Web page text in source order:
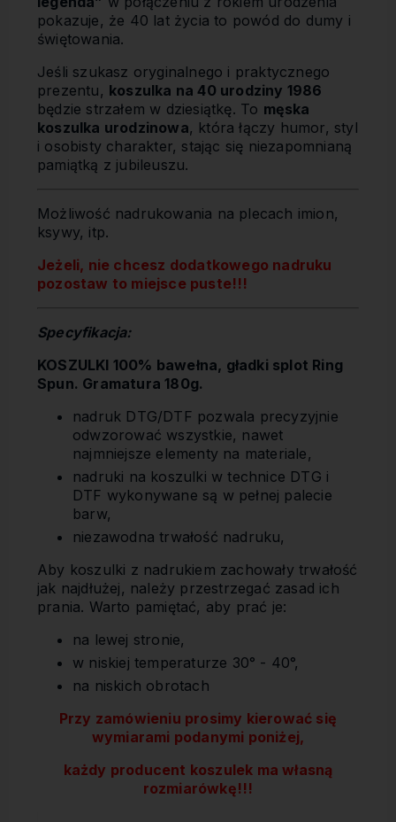
pokazuje, że 40 lat życia to powód do dumy i
świętowania.
Jeśli szukasz oryginalnego i praktycznego
prezentu, koszulka na 40 urodziny 1986
będzie strzałem w dziesiątkę. To męska
koszulka urodzinowa, która łączy humor, styl
i osobisty charakter, stając się niezapomnianą
pamiątką z jubileuszu.
Możliwość nadrukowania na plecach imion,
ksywy, itp.
Jeżeli, nie chcesz dodatkowego nadruku
pozostaw to miejsce puste!!!
Specyfikacja:
KOSZULKI 100% bawełna, gładki splot Ring
Spun. Gramatura 180g.
nadruk DTG/DTF pozwala precyzyjnie
odwzorować wszystkie, nawet
najmniejsze elementy na materiale,
nadruki na koszulki w technice DTG i
DTF wykonywane są w pełnej palecie
barw,
niezawodna trwałość nadruku,
Aby koszulki z nadrukiem zachowały trwałość
jak najdłużej, należy przestrzegać zasad ich
prania. Warto pamiętać, aby prać je:
na lewej stronie,
w niskiej temperaturze 30° - 40°,
na niskich obrotach
Przy zamówieniu prosimy kierować się
wymiarami podanymi poniżej,
każdy producent koszulek ma własną
rozmiarówkę!!!